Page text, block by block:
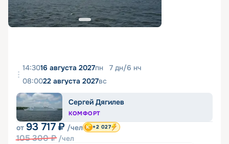
14:3016 августа 2027пн 7 дн/6 нч
08:0022 августа 2027вс
Сергей Дягилев
КОМФОРТ
от 93 717 ₽ /чел
105 300₽ /чел
+2 027